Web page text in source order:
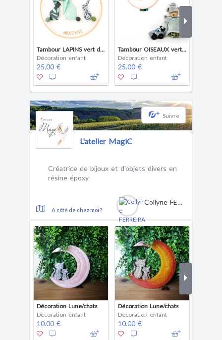
Tambour LAPINS vert d'eau et gris - décoration chambre enfant bébé à personnaliser
Décoration enfant
25.00 €
Tambour OISEAUX vert d'eau et gris - décoration chambre enfant bébé à personnaliser
Décoration enfant
25.00 €
+ Suivre
L'atelier MagiC
Créatrice de bijoux et d'objets divers en
résine époxy
A côté de chez moi ?
Collyne FERREIRA DA SILVA
Décoration Lune/chats
Décoration enfant
10.00 €
Décoration Lune/chats
Décoration enfant
10.00 €